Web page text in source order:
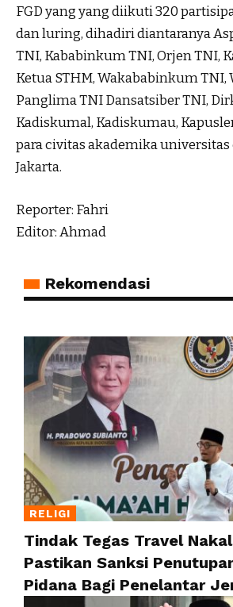
FGD yang yang diikuti 320
dan luring, dihadiri diantaranya
TNI, Kababinkum TNI, Orjen TNI,
Ketua STHM, Wakababinkum TNI,
Panglima TNI Dansatsiber TNI,
Kadiskumal, Kadiskumau,
para civitas akademika
Jakarta.
Reporter: Fahri
Editor: Ahmad
Rekomendasi
RELIGI
Tindak Tegas Travel
Pastikan Sanksi
Pidana Bagi Penelantar